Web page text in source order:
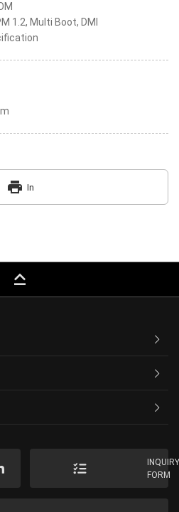
1.2, Multi Boot, DMI
print In
keyboard_capslock
FORM